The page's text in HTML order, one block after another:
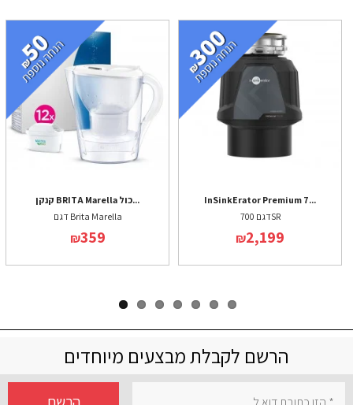
קנקן BRITA Marella כול...
דגם Brita Marella
₪359
InSinkErator Premium 7...
דגם 700SR
₪2,199
הרשם לקבלת מבצעים מיוחדים